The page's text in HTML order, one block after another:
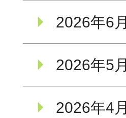
2026年6月
2026年5月
2026年4月